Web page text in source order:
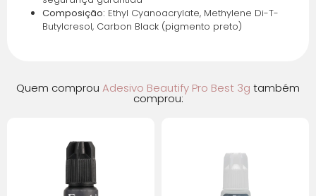
4x deR$16,64sem
juros
R$66,56
juros
7x de 10,60
juros
74,20
Composição: Ethyl Cyanoacrylate, Methylene Di-T-
Butylcresol, Carbon Black (pigmento preto)
Quem comprou Adesivo Beautify Pro Best 3g também
comprou: